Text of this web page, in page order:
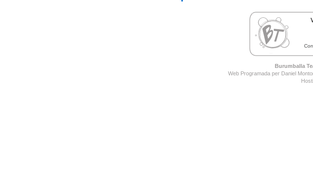
Burumballa
Web Programada per Daniel